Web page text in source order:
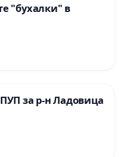
"бухалки" в
за р-н Ладовица